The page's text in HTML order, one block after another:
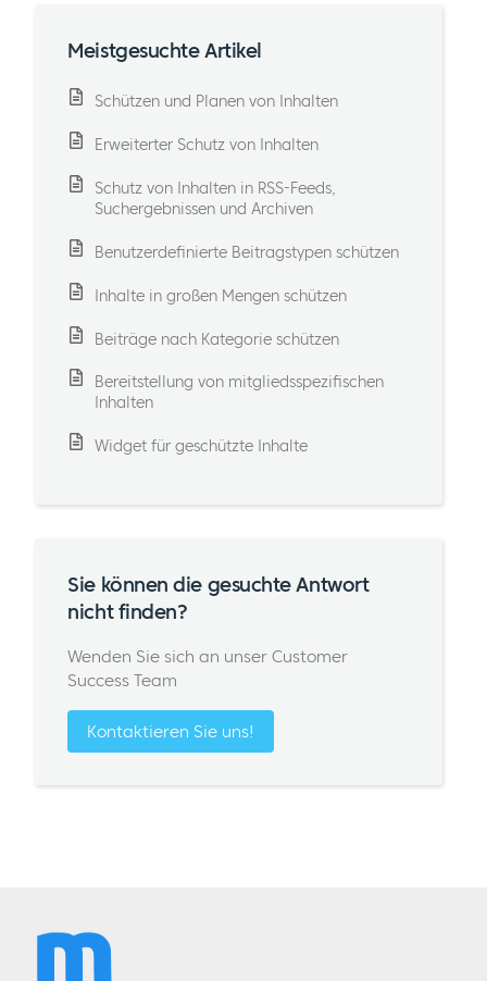
Meistgesuchte Artikel
Schützen und Planen von Inhalten
Erweiterter Schutz von Inhalten
Schutz von Inhalten in RSS-Feeds,
Suchergebnissen und Archiven
Benutzerdefinierte Beitragstypen schützen
Inhalte in großen Mengen schützen
Beiträge nach Kategorie schützen
Bereitstellung von mitgliedsspezifischen
Inhalten
Widget für geschützte Inhalte
Sie können die gesuchte Antwort
nicht finden?
Wenden Sie sich an unser Customer
Success Team
Kontaktieren Sie uns!